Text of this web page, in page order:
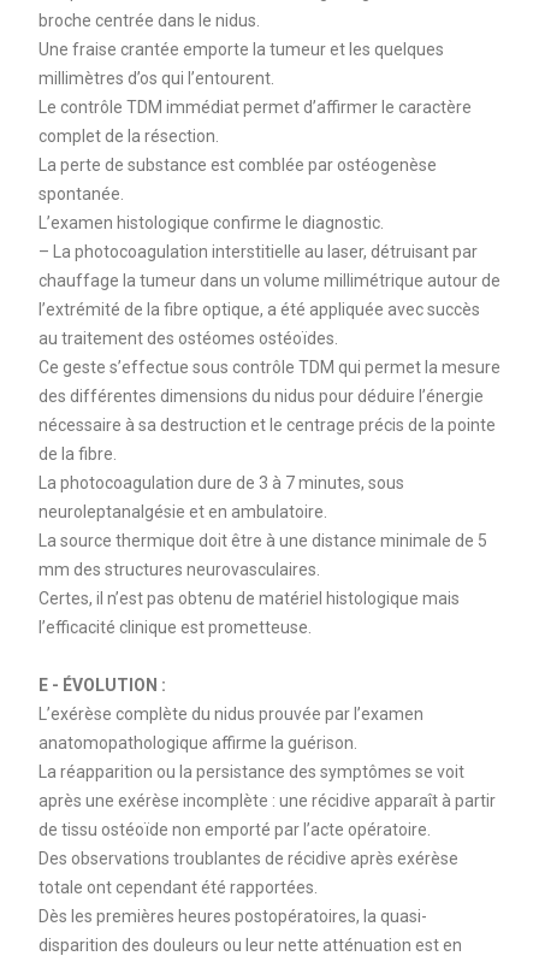
broche centrée dans le nidus.
Une fraise crantée emporte la tumeur et les quelques
millimètres d’os qui l’entourent.
Le contrôle TDM immédiat permet d’affirmer le caractère
complet de la résection.
La perte de substance est comblée par ostéogenèse
spontanée.
L’examen histologique confirme le diagnostic.
– La photocoagulation interstitielle au laser, détruisant par
chauffage la tumeur dans un volume millimétrique autour de
l’extrémité de la fibre optique, a été appliquée avec succès
au traitement des ostéomes ostéoïdes.
Ce geste s’effectue sous contrôle TDM qui permet la mesure
des différentes dimensions du nidus pour déduire l’énergie
nécessaire à sa destruction et le centrage précis de la pointe
de la fibre.
La photocoagulation dure de 3 à 7 minutes, sous
neuroleptanalgésie et en ambulatoire.
La source thermique doit être à une distance minimale de 5
mm des structures neurovasculaires.
Certes, il n’est pas obtenu de matériel histologique mais
l’efficacité clinique est prometteuse.
E - ÉVOLUTION :
L’exérèse complète du nidus prouvée par l’examen
anatomopathologique affirme la guérison.
La réapparition ou la persistance des symptômes se voit
après une exérèse incomplète : une récidive apparaît à partir
de tissu ostéoïde non emporté par l’acte opératoire.
Des observations troublantes de récidive après exérèse
totale ont cependant été rapportées.
Dès les premières heures postopératoires, la quasi-
disparition des douleurs ou leur nette atténuation est en